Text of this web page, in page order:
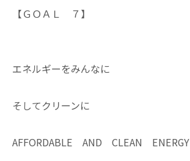
【ＧＯＡＬ ７】
エネルギーをみんなに
そしてクリーンに
AFFORDABLE AND CLEAN ENERGY